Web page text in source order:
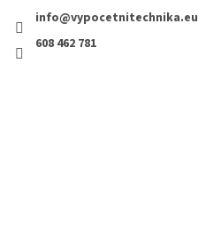
info@vypocetnitechnika.eu
608 462 781